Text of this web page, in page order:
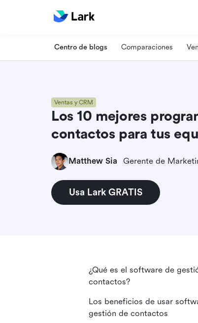
Centro de blogs Comparaciones
Ventas y CRM
Los 10 mejores
contactos para tus
Matthew Sia Gerente de
Usa Lark GRATIS
¿Qué es el software de
contactos?
Los beneficios de usar
gestión de contactos